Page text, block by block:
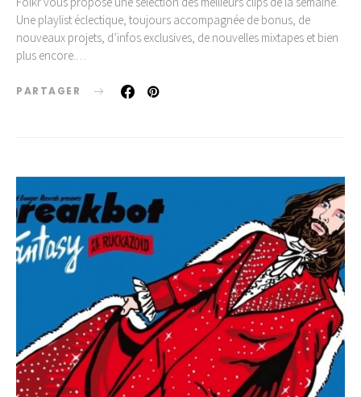
Une playlist éclectique, toujours accompagnée de bonus, de
nouveaux projets, d’infos exclusives, de nouvelles mixtapes et bien
plus encore.…
PARTAGER